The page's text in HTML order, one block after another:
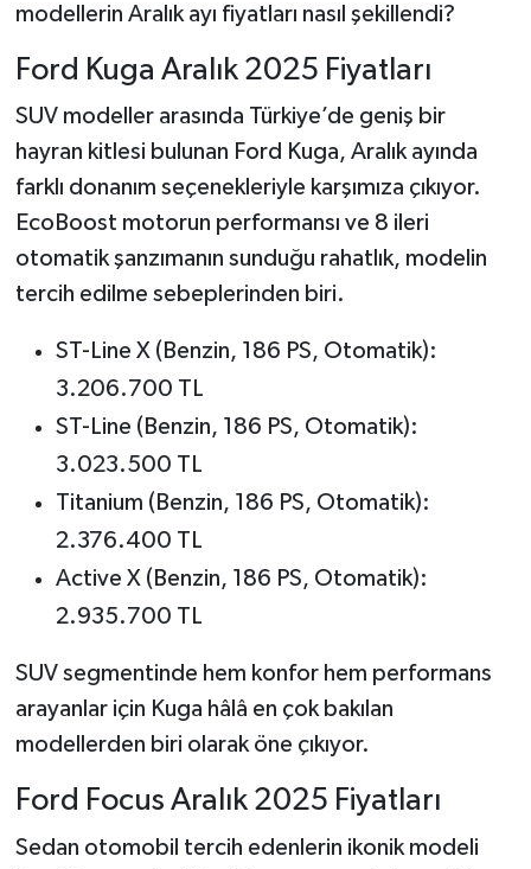
modellerin Aralık ayı fiyatları nasıl şekillendi?
Ford Kuga Aralık 2025 Fiyatları
SUV modeller arasında Türkiye’de geniş bir
hayran kitlesi bulunan Ford Kuga, Aralık ayında
farklı donanım seçenekleriyle karşımıza çıkıyor.
EcoBoost motorun performansı ve 8 ileri
otomatik şanzımanın sunduğu rahatlık, modelin
tercih edilme sebeplerinden biri.
ST-Line X (Benzin, 186 PS, Otomatik):
3.206.700 TL
ST-Line (Benzin, 186 PS, Otomatik):
3.023.500 TL
Titanium (Benzin, 186 PS, Otomatik):
2.376.400 TL
Active X (Benzin, 186 PS, Otomatik):
2.935.700 TL
SUV segmentinde hem konfor hem performans
arayanlar için Kuga hâlâ en çok bakılan
modellerden biri olarak öne çıkıyor.
Ford Focus Aralık 2025 Fiyatları
Sedan otomobil tercih edenlerin ikonik modeli